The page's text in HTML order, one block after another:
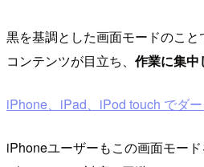
黒を基調とした画面モードのこ
コンテンツが目立ち、 作業に集中
iPhone、iPad、iPod touch でダ
iPhoneユーザーもこの画面モー